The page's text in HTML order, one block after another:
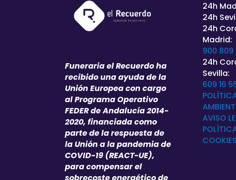
Funeraria el Recuerdo ha
recibido una ayuda de la
Unión Europea con cargo
al Programa Operativo
FEDER de Andalucía 2014-
2020, financiada como
parte de la respuesta de
la Unión a la pandemia de
COVID-19 (REACT-UE),
para compensar el
24h
24h
24h
Madrid:
900 809
24h
Sevilla:
609 16
AVISO
COOKIES